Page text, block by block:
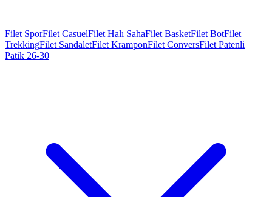
Filet SporFilet CasuelFilet Halı SahaFilet BasketFilet BotFilet
TrekkingFilet SandaletFilet KramponFilet ConversFilet Patenli
Patik 26-30